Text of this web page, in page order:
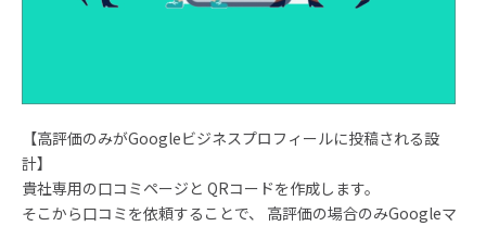
【高評価のみがGoogleビジネスプロフィールに投稿される設
計】
貴社専用の口コミページと QRコードを作成します。
そこから口コミを依頼することで、 高評価の場合のみGoogleマ